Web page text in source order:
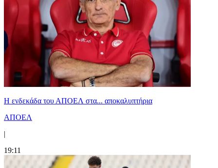
Η ενδεκάδα του ΑΠΟΕΛ στα... αποκαλυπτήρια
ΑΠΟΕΛ
|
19:11